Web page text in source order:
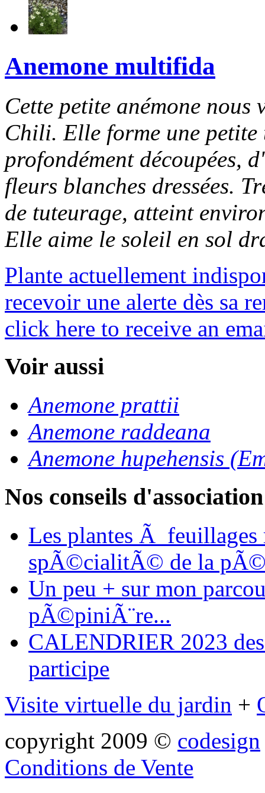
Anemone multifida
Cette petite anémone nous
Chili. Elle forme une petite
profondément découpées,
fleurs blanches dressées.
de tuteurage, atteint
Elle aime le soleil en sol
Plante actuellement
recevoir une alerte dès sa
click here to receive an
Voir aussi
Anemone prattii
Anemone raddeana
Anemone hupehensis
Nos conseils d'association
Les plantes Ã feuillages
spÃ©cialitÃ© de la
Un peu + sur mon
pÃ©piniÃ¨re...
CALENDRIER 2023
participe
Visite virtuelle du jardin +
copyright 2009 © codesign
Conditions de Vente